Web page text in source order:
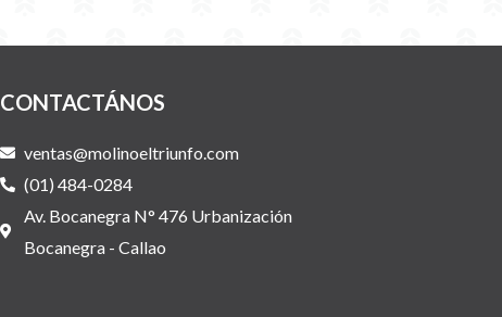
CONTACTÁNOS
ventas@molinoeltriunfo.com
(01) 484-0284
Av. Bocanegra N° 476 Urbanización
Bocanegra - Callao